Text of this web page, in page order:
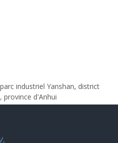
industriel Yanshan, district
province d'Anhui